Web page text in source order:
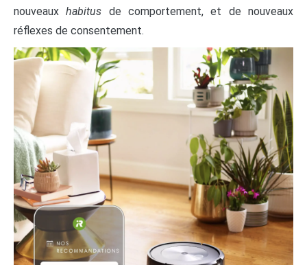
nouveauxhabitus de comportement, et de nouveaux
réflexes de consentement.